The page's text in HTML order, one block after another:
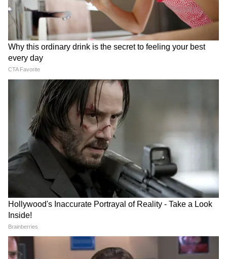
गए Owaisi, 'सिर झुकाने' पर उठाए सवाल
Gwalior में बहनों की हिम्मत के आगे पस्त हुआ
Snatcher, हर लड़की में होनी चाहिए ऐसी